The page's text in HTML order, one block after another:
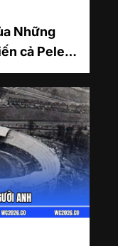
Những
cả Pele
cao